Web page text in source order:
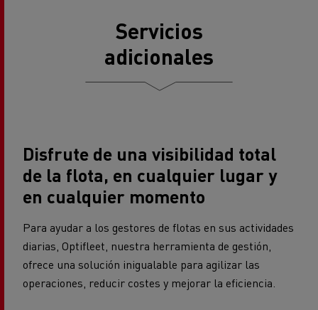
Servicios
adicionales
Disfrute de una visibilidad total
de la flota, en cualquier lugar y
en cualquier momento
Para ayudar a los gestores de flotas en sus actividades
diarias, Optifleet, nuestra herramienta de gestión,
ofrece una solución inigualable para agilizar las
operaciones, reducir costes y mejorar la eficiencia.